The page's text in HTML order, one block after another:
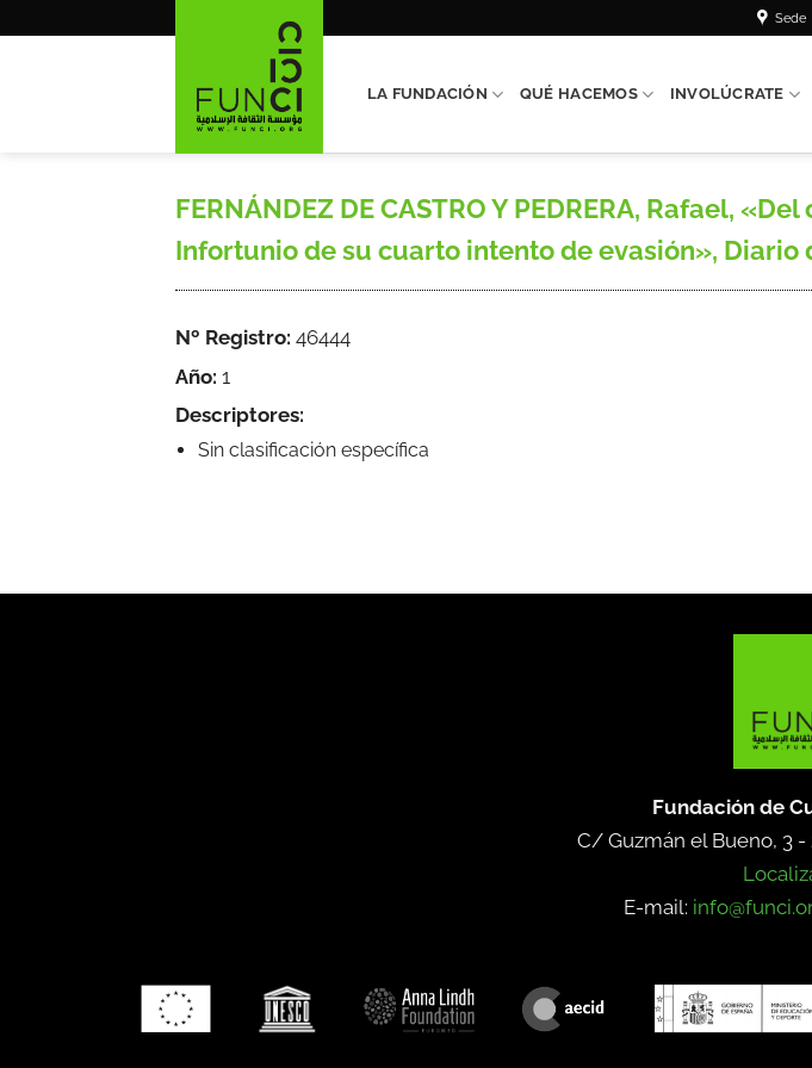
Sede
LA FUNDACIÓN QUÉ HACEMOS INVOLÚCRATE
FERNÁNDEZ DE CASTRO Y PEDRERA, Rafael,
Infortunio de su cuarto intento de evasión», Diario
Nº Registro: 46444
Año: 1
Descriptores:
Sin clasificación específica
Fundación de
C/ Guzmán el Bueno, 3 -
E-mail: